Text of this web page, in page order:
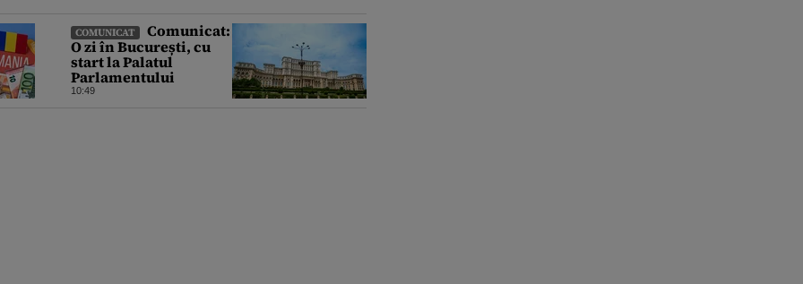
COMUNICAT
Comunicat:
O zi în București, cu
start la Palatul
Parlamentului
10:49